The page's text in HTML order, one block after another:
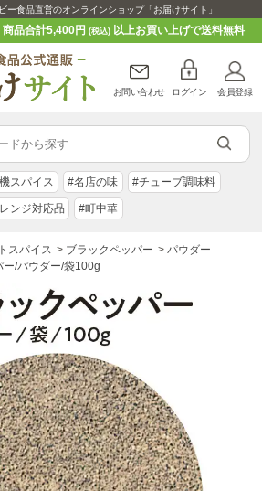
ー食品直営のオンラインショップ「お届けサイト」
商品合計5,400円 (税込)以上お買い上げで送料無料
お問い合わせ ログイン 会員登録
スパイス #名店の味 #チューブ調味料
ンジ対応品 #町中華
スパイス > ブラックペッパー > パウダー
/パウダー/袋100g